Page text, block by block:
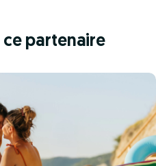
partenaire